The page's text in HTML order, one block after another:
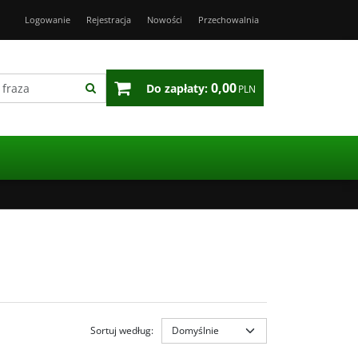
Logowanie Rejestracja Nowości Przechowalnia
Do zapłaty: 0,00PLN
Sortuj według: